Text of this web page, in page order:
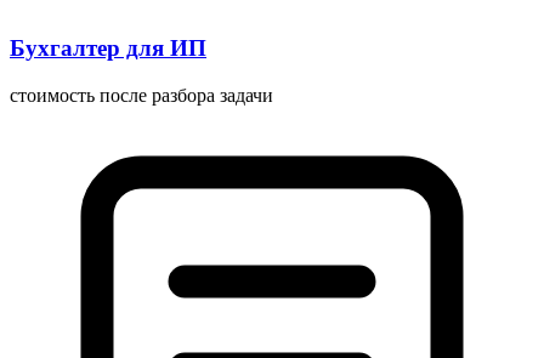
Бухгалтер для ИП
стоимость после разбора задачи